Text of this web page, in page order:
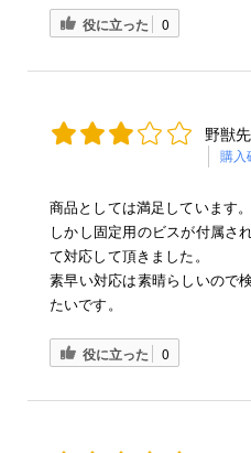
役に立った 0
野獣
購入
商品としては満足しています。
しかし固定用のビスが付属さ
て対応して頂きました。
素早い対応は素晴らしいので
たいです。
役に立った 0